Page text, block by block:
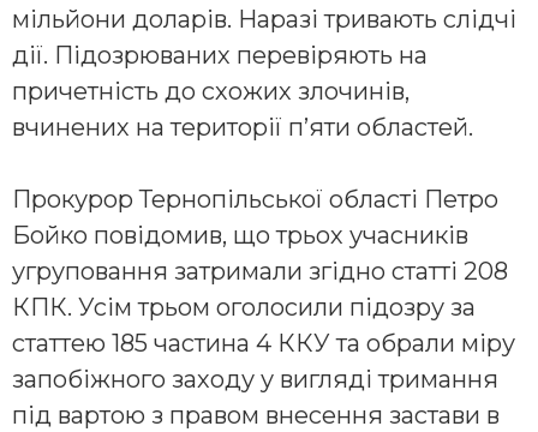
мільйони доларів. Наразі тривають слідчі
дії. Підозрюваних перевіряють на
причетність до схожих злочинів,
вчинених на території п’яти областей.
Прокурор Тернопільської області Петро
Бойко повідомив, що трьох учасників
угруповання затримали згідно статті 208
КПК. Усім трьом оголосили підозру за
статтею 185 частина 4 ККУ та обрали міру
запобіжного заходу у вигляді тримання
під вартою з правом внесення застави в